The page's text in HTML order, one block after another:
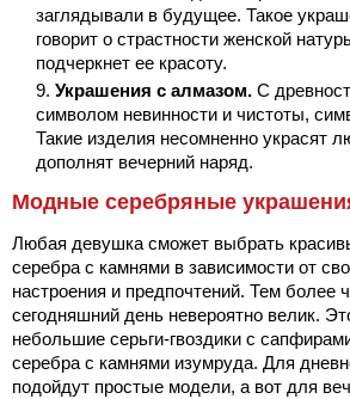
заглядывали в будущее. Такое
говорит о страстности женской
подчеркнет ее красоту.
Украшения с алмазом. С
символом невинности и чистоты,
Такие изделия несомненно украсят
дополнят вечерний наряд.
Модные серебряные
Любая девушка сможет выбрать
серебра с камнями в зависимости от
настроения и предпочтений. Тем более
сегодняшний день невероятно велик.
небольшие серьги-гвоздики с
серебра с камнями изумруда. Для
подойдут простые модели, а вот для